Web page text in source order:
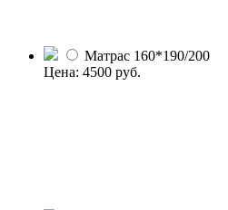
Матрас 160*190/200
Цена: 4500 руб.